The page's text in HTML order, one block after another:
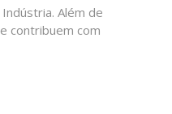
Além de
contribuem com